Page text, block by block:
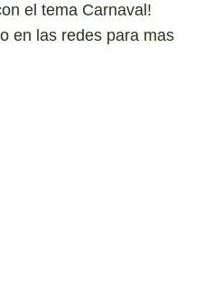
el tema Carnaval!
en las redes para mas